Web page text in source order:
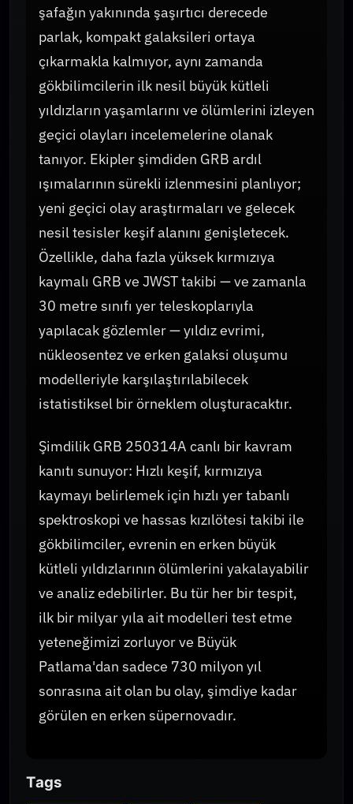
şafağın yakınında şaşırtıcı derecede
parlak, kompakt galaksileri ortaya
çıkarmakla kalmıyor, aynı zamanda
gökbilimcilerin ilk nesil büyük kütleli
yıldızların yaşamlarını ve ölümlerini izleyen
geçici olayları incelemelerine olanak
tanıyor. Ekipler şimdiden GRB ardıl
ışımalarının sürekli izlenmesini planlıyor;
yeni geçici olay araştırmaları ve gelecek
nesil tesisler keşif alanını genişletecek.
Özellikle, daha fazla yüksek kırmızıya
kaymalı GRB ve JWST takibi — ve zamanla
30 metre sınıfı yer teleskoplarıyla
yapılacak gözlemler — yıldız evrimi,
nükleosentez ve erken galaksi oluşumu
modelleriyle karşılaştırılabilecek
istatistiksel bir örneklem oluşturacaktır.
Şimdilik GRB 250314A canlı bir kavram
kanıtı sunuyor: Hızlı keşif, kırmızıya
kaymayı belirlemek için hızlı yer tabanlı
spektroskopi ve hassas kızılötesi takibi ile
gökbilimciler, evrenin en erken büyük
kütleli yıldızlarının ölümlerini yakalayabilir
ve analiz edebilirler. Bu tür her bir tespit,
ilk bir milyar yıla ait modelleri test etme
yeteneğimizi zorluyor ve Büyük
Patlama'dan sadece 730 milyon yıl
sonrasına ait olan bu olay, şimdiye kadar
görülen en erken süpernovadır.
Tags